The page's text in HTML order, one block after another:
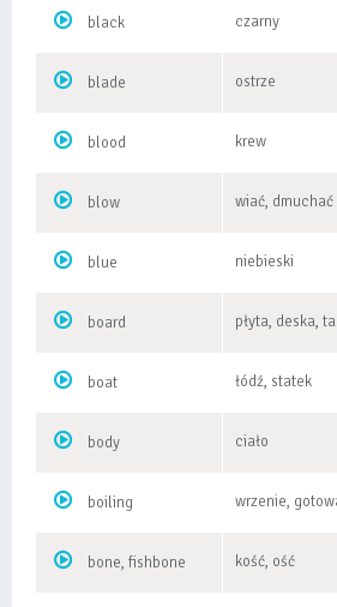
black czarny
blade ostrze
blood krew
blow wiać, dmuchać
blue niebieski
board płyta, deska,
boat łódź, statek
body ciało
boiling wrzenie,
bone, fishbone kość, ość